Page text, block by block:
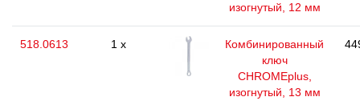
изогнутый, 12 мм
518.0613 1 x
Комбинированный
ключ
CHROMEplus,
изогнутый, 13 мм